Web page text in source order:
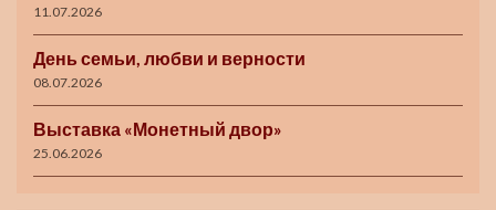
11.07.2026
День семьи, любви и верности
08.07.2026
Выставка «Монетный двор»
25.06.2026